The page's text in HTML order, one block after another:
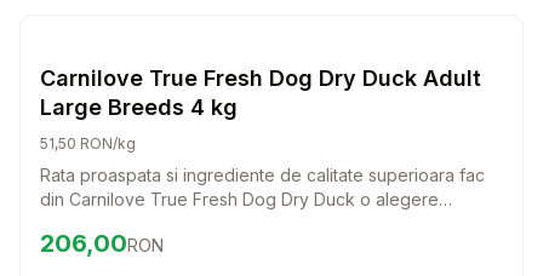
Hrana Uscata Caini
Carnilove True Fresh Dog Dry Duck Adult
Large Breeds 4 kg
51,50 RON/kg
Rata proaspata si ingrediente de calitate superioara fac
din Carnilove True Fresh Dog Dry Duck o alegere
completa nu doar ca sustine sanatatea, dar si placerea
Preț: 206.00 RON
206,00RON